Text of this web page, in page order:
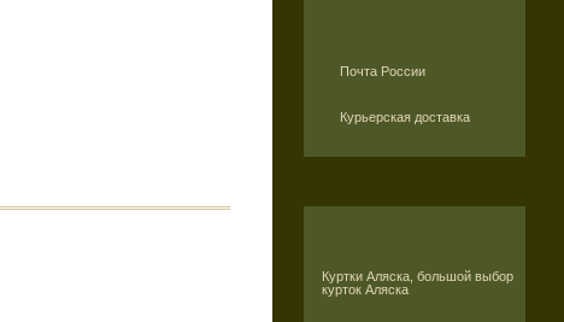
Почта России
Курьерская доставка
Куртки Аляска, большой выбор
курток Аляска